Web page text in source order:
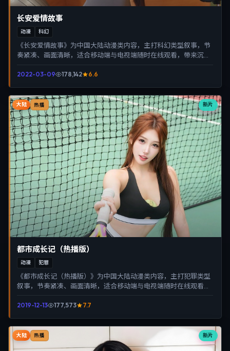
长安爱情故事
动漫 科幻
《长安爱情故事》为中国大陆动漫类内容，主打科幻类型叙事，节
奏紧凑、画面清晰，适合移动端与电视端随时在线观看，带来沉浸
2022-03-09 178,142 6.6
新片
大陆 热播
都市成长记（热播版）
动漫 犯罪
《都市成长记（热播版）》为中国大陆动漫类内容，主打犯罪类型
叙事，节奏紧凑、画面清晰，适合移动端与电视端随时在线观看，
2019-12-13 177,573 7.7
新片
大陆 热播